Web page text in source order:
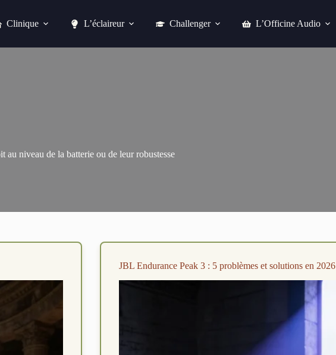
Clinique L’éclaireur Challenger L’Officine Audio
au niveau de la batterie ou de leur robustesse
JBL Endurance Peak 3 : 5 problèmes et solutions en 2026